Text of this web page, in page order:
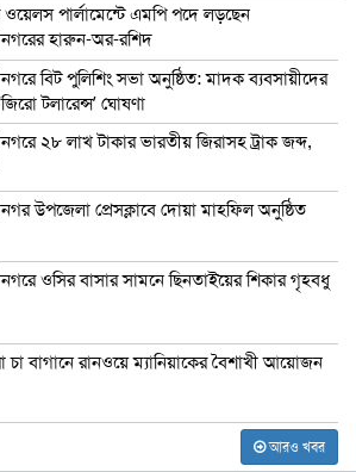
ওয়েলস পার্লামেন্টে এমপি পদে লড়ছেন
হারুন-অর-রশিদ
বিট পুলিশিং সভা অনুষ্ঠিত: মাদক ব্যবসায়ীদের
টলারেন্স’ ঘোষণা
২৮ লাখ টাকার ভারতীয় জিরাসহ ট্রাক জব্দ,
উপজেলা প্রেসক্লাবে দোয়া মাহফিল অনুষ্ঠিত
ওসির বাসার সামনে ছিনতাইয়ের শিকার গৃহবধু
চা বাগানে রানওয়ে ম্যানিয়াকের বৈশাখী আয়োজন
আরও খবর